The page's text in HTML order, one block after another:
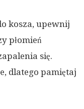
kosza, upewnij
płomień
się.
dlatego pamiętaj